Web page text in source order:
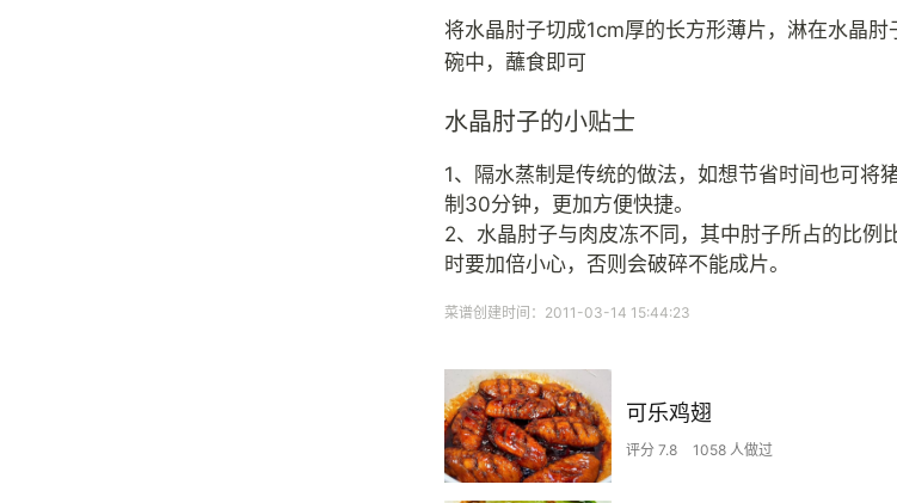
将水晶肘子切成1cm厚的长方形薄片，淋在水晶
碗中，蘸食即可
水晶肘子的小贴士
1、隔水蒸制是传统的做法，如想节省时间也可将
制30分钟，更加方便快捷。
2、水晶肘子与肉皮冻不同，其中肘子所占的比例
时要加倍小心，否则会破碎不能成片。
菜谱创建时间：2011-03-14 15:44:23
可乐鸡翅
评分 7.8 1058 人做过